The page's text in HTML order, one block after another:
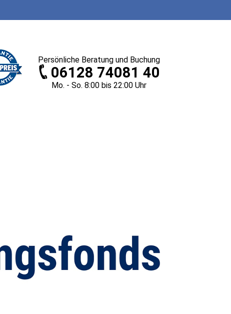
Persönliche Beratung und Buchung
06128 74081 40
Mo. - So. 8:00 bis 22:00 Uhr